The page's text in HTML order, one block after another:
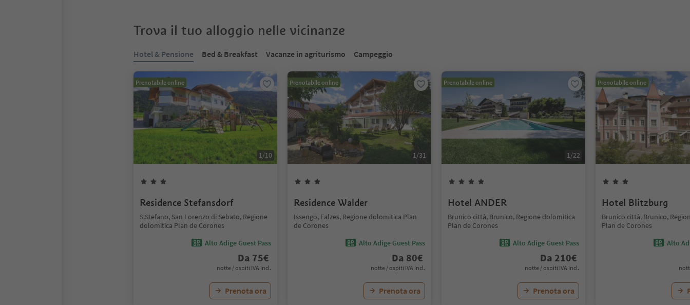
Trova il tuo alloggio nelle vicinanze
Hotel & Pensione Bed & Breakfast Vacanze in agriturismo Campeggio
Prenotabile online
1/10
Residence Stefansdorf
S.Stefano, San Lorenzo di Sebato, Regione
dolomitica Plan de Corones
Alto Adige Guest Pass
Da 75€
notte / ospiti IVA incl.
Prenota ora
Prenotabile online
1/31
Residence Walder
Issengo, Falzes, Regione dolomitica Plan
de Corones
Alto Adige Guest Pass
Da 80€
notte / ospiti IVA incl.
Prenota ora
Prenotabile online
1/22
Hotel ANDER
Brunico città, Brunico, Regione dolomitica
Plan de Corones
Alto Adige Guest Pass
Da 210€
notte / ospiti IVA incl.
Prenota ora
Prenotabile online
Hotel Blitzburg
Brunico città, Brunico,
Plan de Corones
Alto